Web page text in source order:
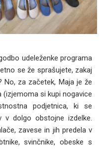
udeleženke programa
se že sprašujete, zakaj
No, za začetek, Maja je že
si kupi nogavice
podjetnica, ki se
v dolgo obstojne izdelke.
zavese in jih predela v
svinčnike, obeske s